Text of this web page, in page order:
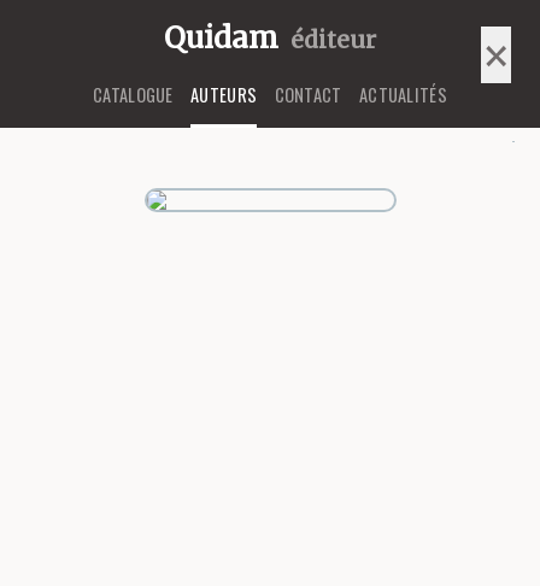
Quidam éditeur
CATALOGUE AUTEURS CONTACT ACTUALITÉS
×
×